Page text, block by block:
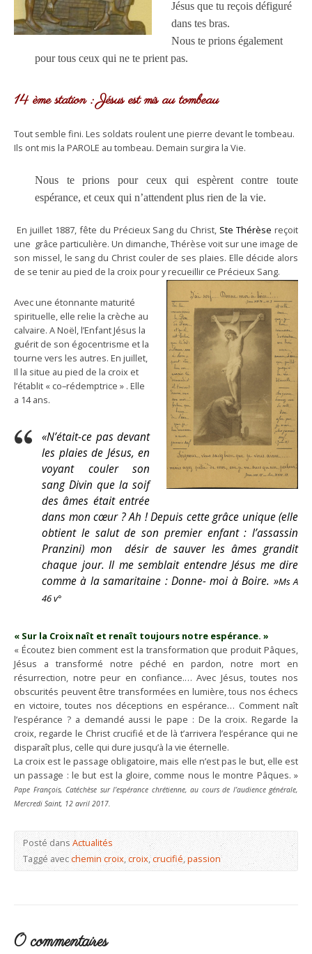
Jésus que tu reçois défiguré
dans tes bras.
Nous te prions également
pour tous ceux qui ne te prient pas.
14 ème station : Jésus est mis au tombeau
Tout semble fini. Les soldats roulent une pierre devant le tombeau.
Ils ont mis la PAROLE au tombeau. Demain surgira la Vie.
Nous te prions pour ceux qui espèrent contre toute
espérance, et ceux qui n’attendent plus rien de la vie.
En juillet 1887, fête du Précieux Sang du Christ, Ste Thérèse reçoit
une grâce particulière. Un dimanche, Thérèse voit sur une image de
son missel, le sang du Christ couler de ses plaies. Elle décide alors
de se tenir au pied de la croix pour y recueillir ce Précieux Sang.
Avec une étonnante maturité
spirituelle, elle relie la crèche au
calvaire. A Noël, l’Enfant Jésus la
guérit de son égocentrisme et la
tourne vers les autres. En juillet,
Il la situe au pied de la croix et
l’établit « co–rédemptrice » . Elle
a 14 ans.
«N’était-ce pas devant
les plaies de Jésus, en
voyant couler son
sang Divin que la soif
des âmes était entrée
dans mon cœur ? Ah ! Depuis cette grâce unique (elle
obtient le salut de son premier enfant : l’assassin
Pranzini) mon désir de sauver les âmes grandit
chaque jour. Il me semblait entendre Jésus me dire
comme à la samaritaine : Donne- moi à Boire. »Ms A
46 v°
« Sur la Croix naît et renaît toujours notre espérance. »
« Écoutez bien comment est la transformation que produit Pâques,
Jésus a transformé notre péché en pardon, notre mort en
résurrection, notre peur en confiance.… Avec Jésus, toutes nos
obscurités peuvent être transformées en lumière, tous nos échecs
en victoire, toutes nos déceptions en espérance… Comment naît
l’espérance ? a demandé aussi le pape : De la croix. Regarde la
croix, regarde le Christ crucifié et de là t’arrivera l’espérance qui ne
disparaît plus, celle qui dure jusqu’à la vie éternelle.
La croix est le passage obligatoire, mais elle n’est pas le but, elle est
un passage : le but est la gloire, comme nous le montre Pâques. »
Pape François, Catéchèse sur l’espérance chrétienne, au cours de l’audience générale,
Mercredi Saint, 12 avril 2017.
Posté dansActualités
Taggé avecchemin croix,croix,crucifié,passion
0 commentaires